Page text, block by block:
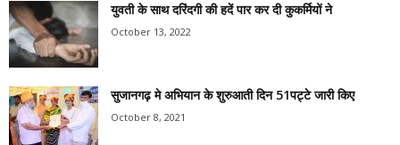
युवती के साथ दरिंदगी की हदें पार कर दी कुकर्मियों ने
October 13, 2022
सुजानगढ़ मे अभियान के शुरुआती दिन 51पट्टे जारी किए
October 8, 2021